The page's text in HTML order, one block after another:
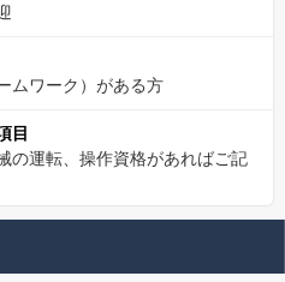
ムワーク）がある方
目
の運転、操作資格があればご記